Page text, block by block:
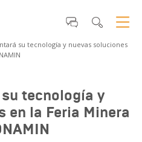
su tecnología y nuevas soluciones
tecnología y
en la Feria Minera